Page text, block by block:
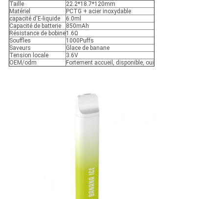
Taille
22.2*18.7*120mm
Matériel
PCTG + acier inoxydable
capacité d'E-liquide
6.0ml
Capacité de batterie
850mAh
Résistance de bobine1.6Ω
Souffles
1000Puffs
Saveurs
Glace de banane
Tension locale
3.6V
OEM/odm
Fortement accueil, disponible, oui